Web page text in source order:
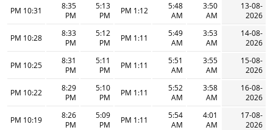
13-08-
2026
3:50
AM
5:48
AM
1:12 PM
5:13
PM
8:35
PM
10:31 PM
14-08-
2026
3:53
AM
5:49
AM
1:11 PM
5:12
PM
8:33
PM
10:28 PM
15-08-
2026
3:55
AM
5:51
AM
1:11 PM
5:11
PM
8:31
PM
10:25 PM
16-08-
2026
3:58
AM
5:52
AM
1:11 PM
5:10
PM
8:29
PM
10:22 PM
17-08-
2026
4:01
AM
5:54
AM
1:11 PM
5:09
PM
8:26
PM
10:19 PM